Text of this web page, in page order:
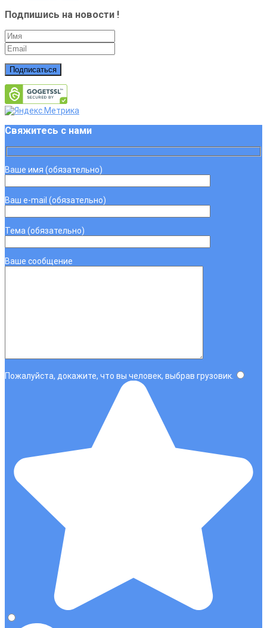
Подпишись на новости !
Подписаться
Свяжитесь с нами
Ваше имя (обязательно)
Ваш e-mail (обязательно)
Тема (обязательно)
Ваше сообщение
Пожалуйста, докажите, что вы человек, выбрав грузовик.